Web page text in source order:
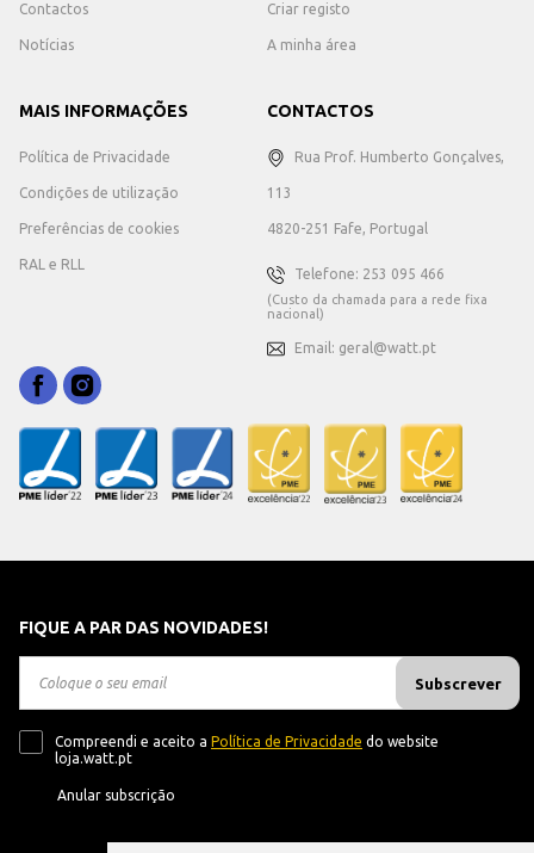
Contactos
Notícias
Criar registo
A minha área
MAIS INFORMAÇÕES
Política de Privacidade
Condições de utilização
Preferências de cookies
RAL e RLL
CONTACTOS
Rua Prof. Humberto Gonçalves,
113
4820-251 Fafe, Portugal
Telefone: 253 095 466
(Custo da chamada para a rede fixa
nacional)
Email: geral@watt.pt
FIQUE A PAR DAS NOVIDADES!
Subscrever
Compreendi e aceito a Política de Privacidade do website
loja.watt.pt
Anular subscrição